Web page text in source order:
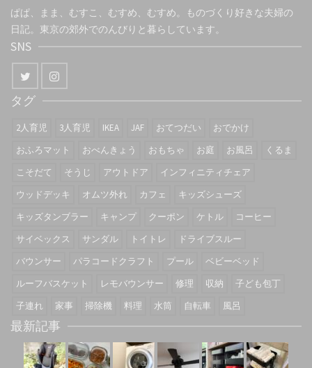
ぱぱ、まま、むすこ、むすめ、むすめ。ものづくり好きな夫婦の
日記。東京の郊外でのんびりと暮らしています。
SNS
タグ
2人育児 3人育児 IKEA JAF おてつだい
おでかけ
おふろマット
おべんきょう おもちゃ お庭 お風呂
くるま
こそだて
そうじ アウトドア
インフィニティチェア
ウッドデッキ
オムツ外れ カフェ
キッズシューズ
キッズタンブラー
キャンプ クーポン ケトル
コーヒー
サイベックス
サンダル トイトレ
ドライブスルー
バウンサー
パラコードクラフト プール
ベビーベッド
ルーフバスケット
レモバウンサー 修理 収納
子ども包丁
子連れ
家事 掃除機 料理 水筒 自転車 風呂
最新記事